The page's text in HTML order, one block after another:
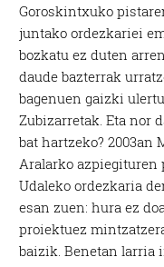
Goroskintxuko
juntako ordezkariei
bozkatu ez duten
daude bazterrak
bagenuen gaizki
Zubizarretak. Eta nor
bat hartzeko?
Aralarko azpiegituren
Udaleko ordezkaria
esan zuen: hura ez
proiektuez
baizik. Benetan